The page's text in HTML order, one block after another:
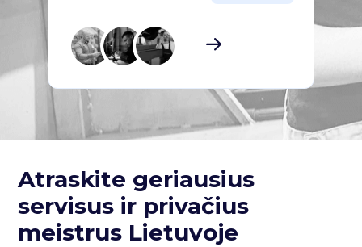
Atraskite geriausius
servisus ir privačius
meistrus Lietuvoje